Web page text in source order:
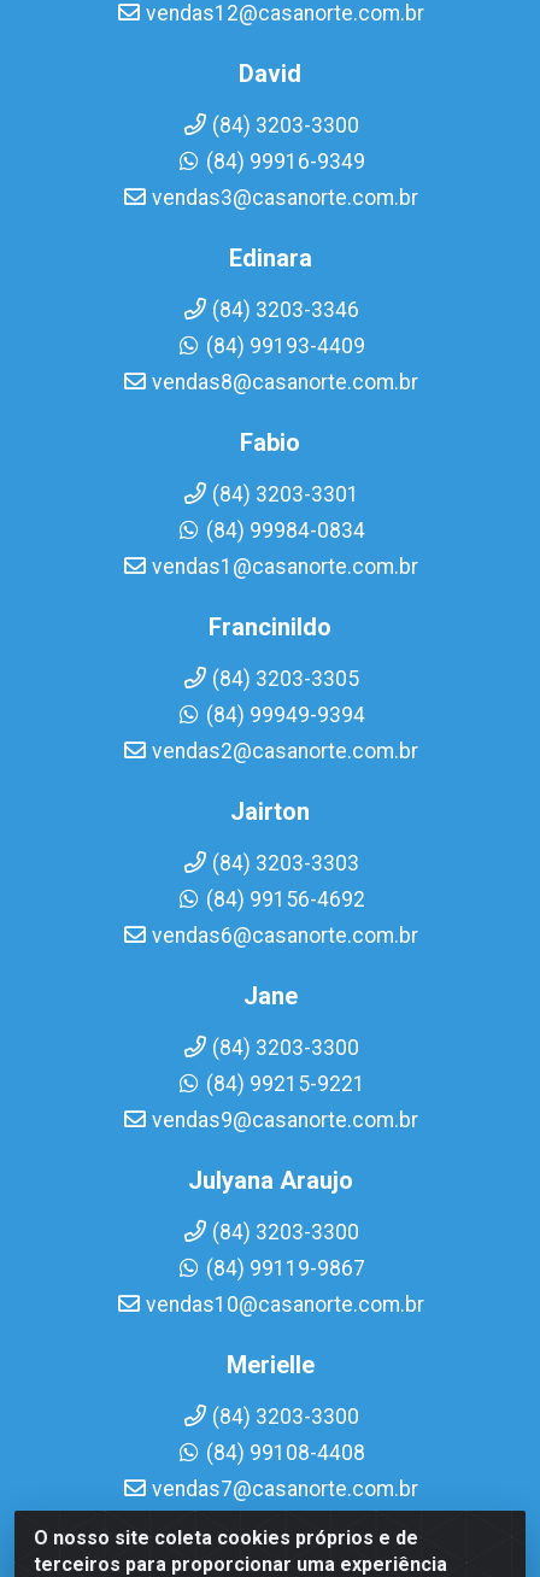
O nosso site coleta cookies próprios e de
terceiros para proporcionar uma experiência
vendas12@casanorte.com.br
David
(84) 3203-3300
(84) 99916-9349
vendas3@casanorte.com.br
Edinara
(84) 3203-3346
(84) 99193-4409
vendas8@casanorte.com.br
Fabio
(84) 3203-3301
(84) 99984-0834
vendas1@casanorte.com.br
Francinildo
(84) 3203-3305
(84) 99949-9394
vendas2@casanorte.com.br
Jairton
(84) 3203-3303
(84) 99156-4692
vendas6@casanorte.com.br
Jane
(84) 3203-3300
(84) 99215-9221
vendas9@casanorte.com.br
Julyana Araujo
(84) 3203-3300
(84) 99119-9867
vendas10@casanorte.com.br
Merielle
(84) 3203-3300
(84) 99108-4408
vendas7@casanorte.com.br
Casa Norte LTDA - Av. Interventor Mário Câmara, 1815 -